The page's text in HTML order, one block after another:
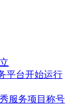
平台开始运行
服务项目称号